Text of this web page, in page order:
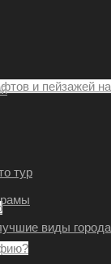
и пейзажей на
тур
виды города